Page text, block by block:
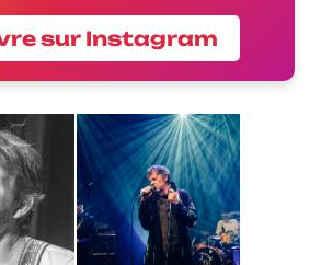
sur Instagram